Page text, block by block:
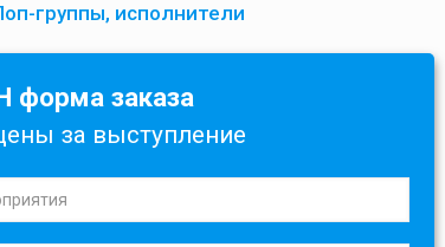
группы, исполнители
форма заказа
за выступление